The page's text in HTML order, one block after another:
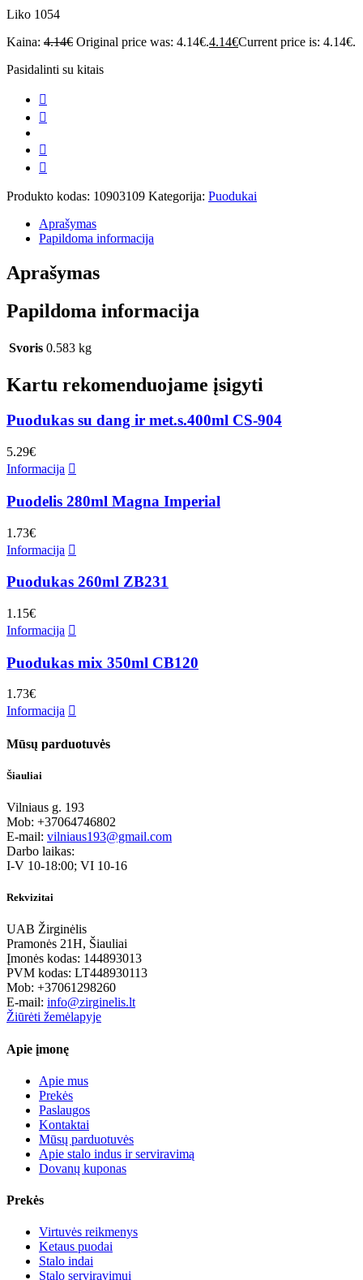
Liko 1054
Kaina: 4.14€ Original price was: 4.14€.4.14€Current price is: 4.14€.
Pasidalinti su kitais
Produkto kodas: 10903109 Kategorija: Puodukai
Aprašymas
Papildoma informacija
Aprašymas
Papildoma informacija
Svoris 0.583 kg
Kartu rekomenduojame įsigyti
Puodukas su dang ir met.s.400ml CS-904
5.29€
Informacija
Puodelis 280ml Magna Imperial
1.73€
Informacija
Puodukas 260ml ZB231
1.15€
Informacija
Puodukas mix 350ml CB120
1.73€
Informacija
Mūsų parduotuvės
Šiauliai
Vilniaus g. 193
Mob: +37064746802
E-mail: vilniaus193@gmail.com
Darbo laikas:
I-V 10-18:00; VI 10-16
Rekvizitai
UAB Žirginėlis
Pramonės 21H, Šiauliai
Įmonės kodas: 144893013
PVM kodas: LT448930113
Mob: +37061298260
E-mail: info@zirginelis.lt
Žiūrėti žemėlapyje
Apie įmonę
Apie mus
Prekės
Paslaugos
Kontaktai
Mūsų parduotuvės
Apie stalo indus ir serviravimą
Dovanų kuponas
Prekės
Virtuvės reikmenys
Ketaus puodai
Stalo indai
Stalo serviravimui